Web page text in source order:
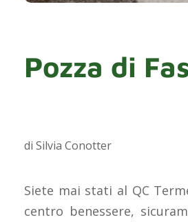
Pozza di
di Silvia Conotter
Siete mai stati al QC
centro benessere,